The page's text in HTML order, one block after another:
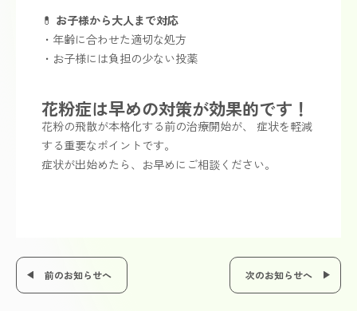
💊 お子様から大人まで対応
・年齢に合わせた適切な処方
・お子様には負担の少ない投薬
花粉症は早めの対策が効果的です！
花粉の飛散が本格化する前の治療開始が、 症状を軽減
する重要なポイントです。
症状が出始めたら、お早めにご相談ください。
前
後
の
前のお知らせへ 次のお知らせへ